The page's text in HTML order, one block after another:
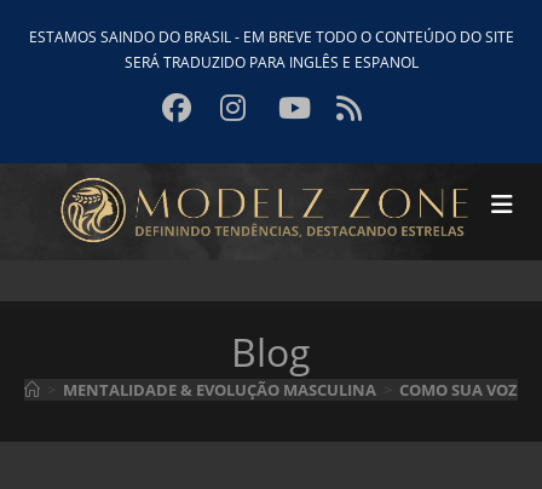
paraESTAMOS SAINDO DO BRASIL - EM BREVE TODO O CONTEÚDO DO SITE
SERÁ TRADUZIDO PARA INGLÊS E ESPANOL
Blog
MENTALIDADE & EVOLUÇÃO MASCULINA COMO SUA VOZ